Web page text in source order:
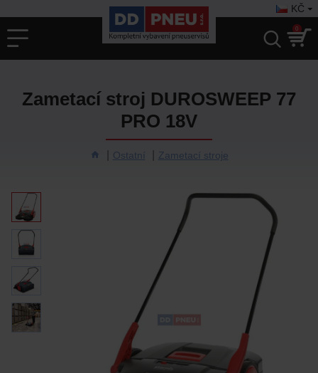
KČ
0
Ostatní Zametací stroje
Zametací stroj DUROSWEEP 77
PRO 18V